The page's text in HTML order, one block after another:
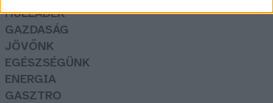
HULLADÉK
GAZDASÁG
JÖVŐNK
EGÉSZSÉGÜNK
ENERGIA
GASZTRO